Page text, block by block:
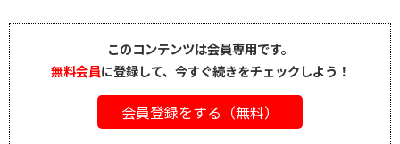
このコンテンツは会員専用です。
無料会員に登録して、今すぐ続きをチェックしよう！
会員登録をする（無料）